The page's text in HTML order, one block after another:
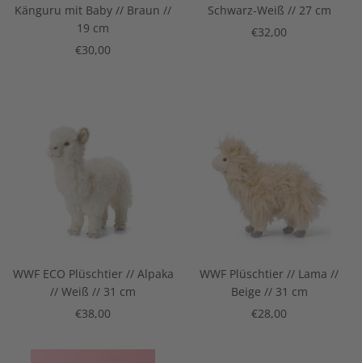
Känguru mit Baby // Braun //
19 cm
Angebotspreis
€30,00
Schwarz-Weiß // 27 cm
Angebotspreis
€32,00
WWF ECO Plüschtier // Alpaka
// Weiß // 31 cm
Angebotspreis
€38,00
WWF Plüschtier // Lama //
Beige // 31 cm
Angebotspreis
€28,00